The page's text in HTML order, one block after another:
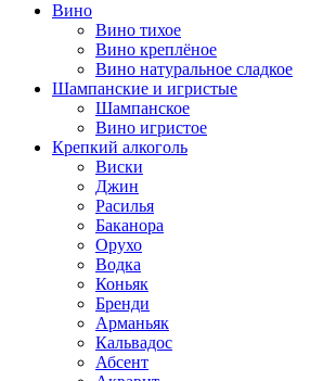
Вино
Вино тихое
Вино креплёное
Вино натуральное сладкое
Шампанские и игристые
Шампанское
Вино игристое
Крепкий алкоголь
Виски
Джин
Расилья
Баканора
Орухо
Водка
Коньяк
Бренди
Арманьяк
Кальвадос
Абсент